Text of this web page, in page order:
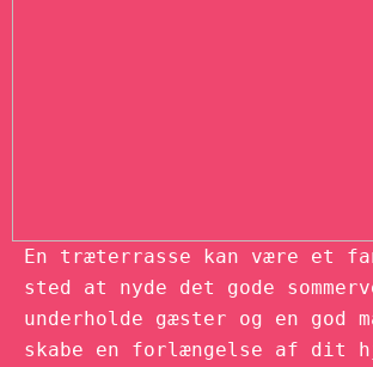
En træterrasse kan være et
sted at nyde det gode
underholde gæster og en god
skabe en forlængelse af dit